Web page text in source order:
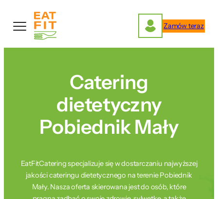
treści
Zamów teraz
Catering
dietetyczny
Pobiednik Mały
EatFitCatering specjalizuje się w dostarczaniu najwyższej
jakości cateringu dietetycznego na terenie Pobiednik
Mały. Nasza oferta skierowana jest do osób, które